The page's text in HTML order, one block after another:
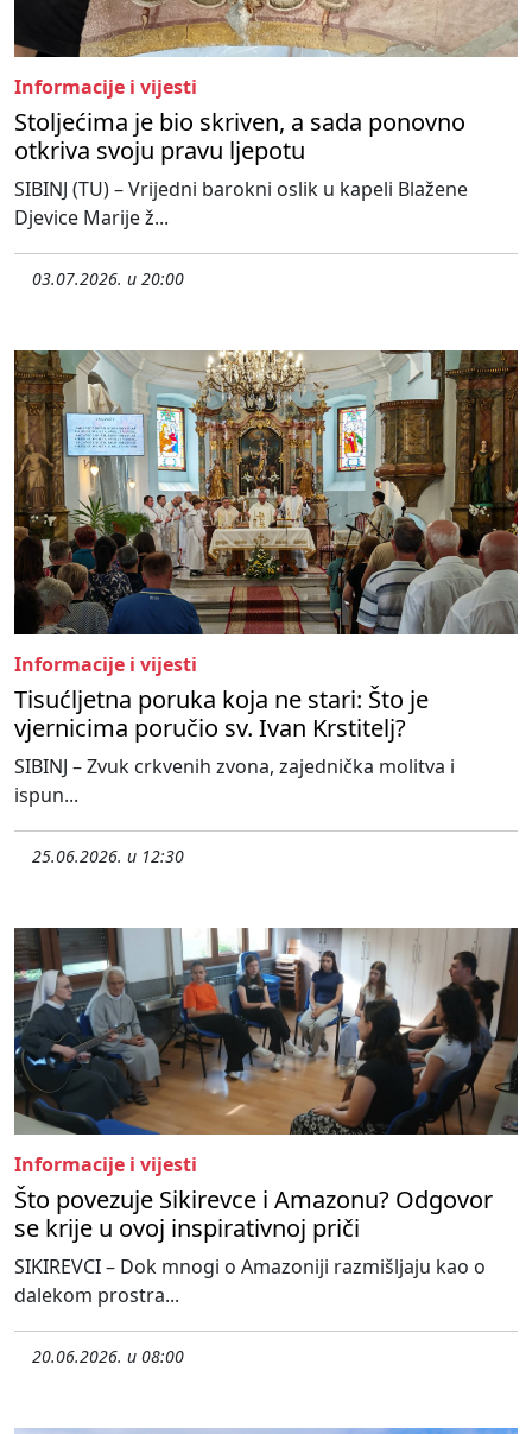
Informacije i vijesti
Stoljećima je bio skriven, a sada ponovno
otkriva svoju pravu ljepotu
SIBINJ (TU) – Vrijedni barokni oslik u kapeli Blažene
Djevice Marije ž...
03.07.2026. u 20:00
Informacije i vijesti
Tisućljetna poruka koja ne stari: Što je
vjernicima poručio sv. Ivan Krstitelj?
SIBINJ – Zvuk crkvenih zvona, zajednička molitva i
ispun...
25.06.2026. u 12:30
Informacije i vijesti
Što povezuje Sikirevce i Amazonu? Odgovor
se krije u ovoj inspirativnoj priči
SIKIREVCI – Dok mnogi o Amazoniji razmišljaju kao o
dalekom prostra...
20.06.2026. u 08:00